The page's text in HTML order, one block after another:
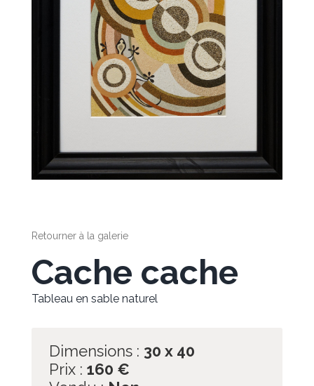
Retourner à la galerie
Cache cache
Tableau en sable naturel
Dimensions : 30 x 40
Prix : 160 €